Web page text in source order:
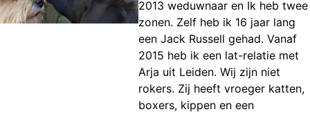
2013 weduwnaar en Ik heb twee
zonen. Zelf heb ik 16 jaar lang
een Jack Russell gehad. Vanaf
2015 heb ik een lat-relatie met
Arja uit Leiden. Wij zijn niet
rokers. Zij heeft vroeger katten,
boxers, kippen en een